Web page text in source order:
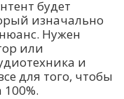
будет
изначально
Нужен
или
и
для того, чтобы